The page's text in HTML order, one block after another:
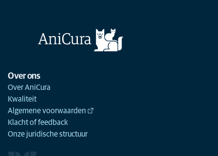
Over ons
Over AniCura
Kwaliteit
Algemene voorwaarden
Klacht of feedback
Onze juridische structuur